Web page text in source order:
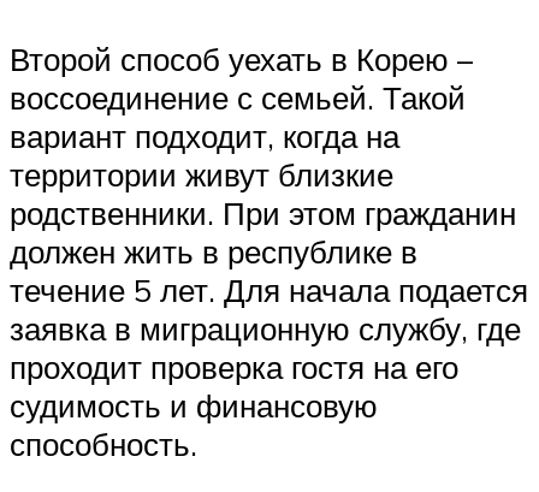
Второй способ уехать в Корею –
воссоединение с семьей. Такой
вариант подходит, когда на
территории живут близкие
родственники. При этом гражданин
должен жить в республике в
течение 5 лет. Для начала подается
заявка в миграционную службу, где
проходит проверка гостя на его
судимость и финансовую
способность.